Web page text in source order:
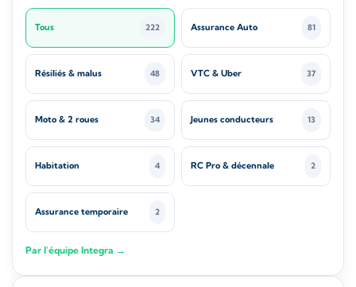
Tous 222 Assurance Auto 81
Résiliés & malus 48 VTC & Uber 37
Moto & 2 roues 34 Jeunes conducteurs 13
Habitation 4 RC Pro & décennale 2
Assurance temporaire 2
Par l'équipe Integra →